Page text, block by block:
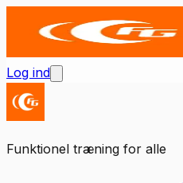
Log ind
Funktionel træning for alle